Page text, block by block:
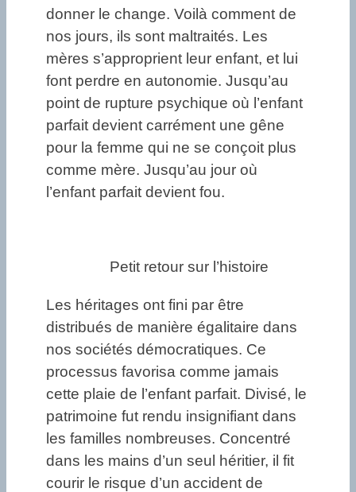
donner le change. Voilà comment de
nos jours, ils sont maltraités. Les
mères s’approprient leur enfant, et lui
font perdre en autonomie. Jusqu’au
point de rupture psychique où l’enfant
parfait devient carrément une gêne
pour la femme qui ne se conçoit plus
comme mère. Jusqu’au jour où
l’enfant parfait devient fou.
Petit retour sur l’histoire
Les héritages ont fini par être
distribués de manière égalitaire dans
nos sociétés démocratiques. Ce
processus favorisa comme jamais
cette plaie de l’enfant parfait. Divisé, le
patrimoine fut rendu insignifiant dans
les familles nombreuses. Concentré
dans les mains d’un seul héritier, il fit
courir le risque d’un accident de